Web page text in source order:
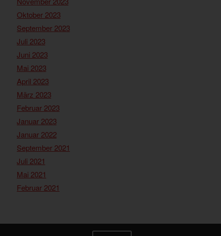
Oktober 2023
September 2023
Juli 2023
Juni 2023
Mai 2023
April 2023
März 2023
Februar 2023
Januar 2023
Januar 2022
September 2021
Juli 2021
Mai 2021
Februar 2021